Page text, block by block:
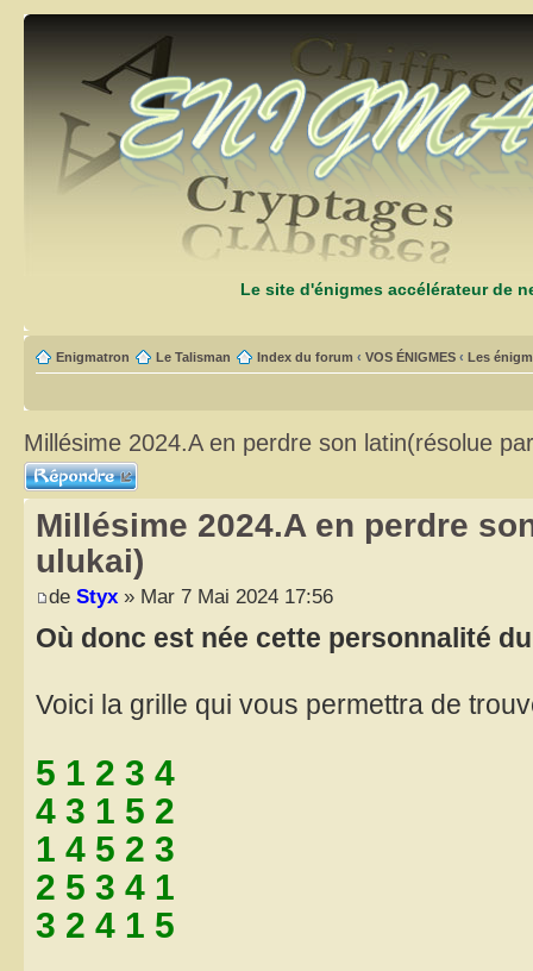
Le site d'énigmes accélérateur de
Enigmatron Le Talisman Index du forum ‹ VOS ÉNIGMES ‹ Les
Millésime 2024.A en perdre son latin(résolue
Répondre
Millésime 2024.A en perdre
ulukai)
de Styx » Mar 7 Mai 2024 17:56
Où donc est née cette personnalité
Voici la grille qui vous permettra de
5 1 2 3 4
4 3 1 5 2
1 4 5 2 3
2 5 3 4 1
3 2 4 1 5